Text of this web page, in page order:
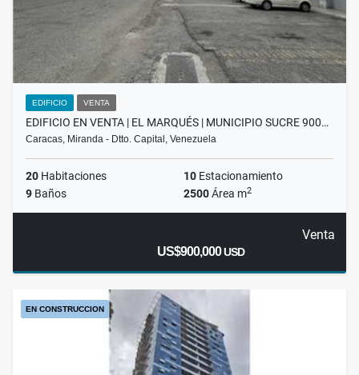
EDIFICIO VENTA
EDIFICIO EN VENTA | EL MARQUÉS | MUNICIPIO SUCRE 900…
Caracas, Miranda - Dtto. Capital, Venezuela
20 Habitaciones 10 Estacionamiento
9 Baños 2500Área m2
Venta
US$900,000USD
EN CONSTRUCCION